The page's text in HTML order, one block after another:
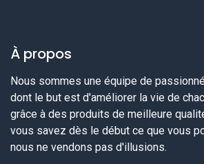
À propos
Nous sommes une équipe de
dont le but est d'améliorer la vie de
grâce à des produits de meilleure
vous savez dès le début ce que vous
nous ne vendons pas d'illusions.